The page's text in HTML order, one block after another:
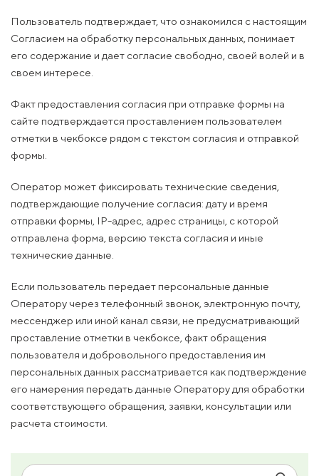
Пользователь подтверждает, что ознакомился с настоящим
Согласием на обработку персональных данных, понимает
его содержание и дает согласие свободно, своей волей и в
своем интересе.
Факт предоставления согласия при отправке формы на
сайте подтверждается проставлением пользователем
отметки в чекбоксе рядом с текстом согласия и отправкой
формы.
Оператор может фиксировать технические сведения,
подтверждающие получение согласия: дату и время
отправки формы, IP-адрес, адрес страницы, с которой
отправлена форма, версию текста согласия и иные
технические данные.
Если пользователь передает персональные данные
Оператору через телефонный звонок, электронную почту,
мессенджер или иной канал связи, не предусматривающий
проставление отметки в чекбоксе, факт обращения
пользователя и добровольного предоставления им
персональных данных рассматривается как подтверждение
его намерения передать данные Оператору для обработки
соответствующего обращения, заявки, консультации или
расчета стоимости.